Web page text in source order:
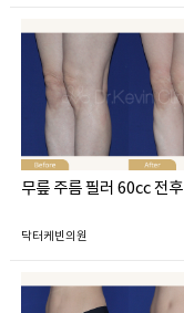
무릎 주름 필러 60cc 전후
닥터케빈의원